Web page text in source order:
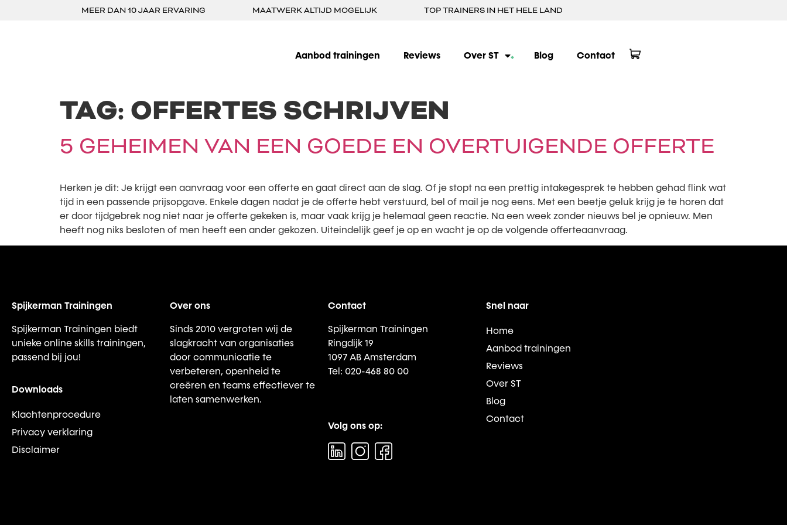
MEER DAN 10 JAAR ERVARING MAATWERK ALTIJD MOGELIJK TOP TRAINERS IN HET HELE LAND
Aanbod trainingen Reviews Over ST Blog Contact
TAG: OFFERTES SCHRIJVEN
5 GEHEIMEN VAN EEN GOEDE EN OVERTUIGENDE OFFERTE
Herken je dit: Je krijgt een aanvraag voor een offerte en gaat direct aan de slag. Of je stopt na een prettig intakegesprek te hebben gehad flink wat
tijd in een passende prijsopgave. Enkele dagen nadat je de offerte hebt verstuurd, bel of mail je nog eens. Met een beetje geluk krijg je te horen dat
er door tijdgebrek nog niet naar je offerte gekeken is, maar vaak krijg je helemaal geen reactie. Na een week zonder nieuws bel je opnieuw. Men
heeft nog niks besloten of men heeft een ander gekozen. Uiteindelijk geef je op en wacht je op de volgende offerteaanvraag.
Spijkerman Trainingen
Spijkerman Trainingen biedt
unieke online skills trainingen,
passend bij jou!
Downloads
Klachtenprocedure
Privacy verklaring
Disclaimer
Over ons
Sinds 2010 vergroten wij de
slagkracht van organisaties
door communicatie te
verbeteren, openheid te
creëren en teams effectiever te
laten samenwerken.
Contact
Spijkerman Trainingen
Ringdijk 19
1097 AB Amsterdam
Tel: 020-468 80 00
Volg ons op:
Snel naar
Home
Aanbod trainingen
Reviews
Over ST
Blog
Contact